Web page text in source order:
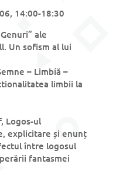
14:00-18:30
ale
Un sofism al lui
– Limbíă –
limbii la
Logos-ul
explicitare și enunț
între logosul
fantasmei